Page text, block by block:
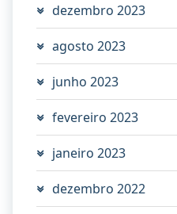
dezembro 2023
agosto 2023
junho 2023
fevereiro 2023
janeiro 2023
dezembro 2022